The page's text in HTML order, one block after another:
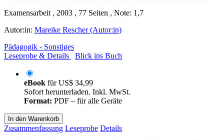
Examensarbeit , 2003 , 77 Seiten , Note: 1,7
Autor:in: Mareike Rescher (Autor:in)
Pädagogik - Sonstiges
Leseprobe & Details
Blick ins Buch
eBook fürUS$ 34,99
Sofort herunterladen. Inkl. MwSt.
Format: PDF – für alle Geräte
In den Warenkorb
Zusammenfassung Leseprobe Details